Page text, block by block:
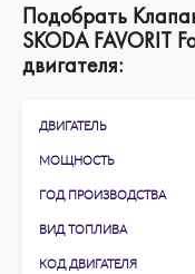
Подобрать
SKODA FAVORIT
двигателя:
ДВИГАТЕЛЬ
МОЩНОСТЬ
ГОД ПРОИЗВОДСТВА
ВИД ТОПЛИВА
КОД ДВИГАТЕЛЯ